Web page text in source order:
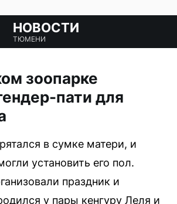
НОВОСТИ
ТЮМЕНИ
зоопарке
пати для
в сумке матери, и
установить его пол.
праздник и
у пары кенгуру Леля и